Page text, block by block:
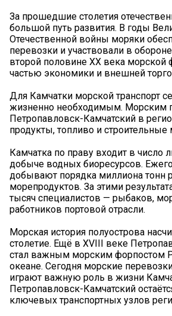
За прошедшие столетия
большой путь развития. В годы
Отечественной войны моряки
перевозки и участвовали в
второй половине XX века морской
частью экономики и внешней
Для Камчатки морской транспорт
жизненно необходимым. Морским
Петропавловск-Камчатский в
продукты, топливо и строительные
Камчатка по праву входит в число
добыче водных биоресурсов.
добывают порядка миллиона тонн
морепродуктов. За этими
тысяч специалистов — рыбаков,
работников портовой отрасли.
Морская история полуострова
столетие. Ещё в XVIII веке
стал важным морским форпостом
океане. Сегодня морские
играют важную роль в жизни
Петропавловск-Камчатский
ключевых транспортных узлов